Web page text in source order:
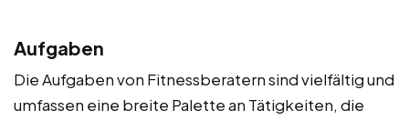
Aufgaben
Die Aufgaben von Fitnessberatern sind vielfältig und
umfassen eine breite Palette an Tätigkeiten, die